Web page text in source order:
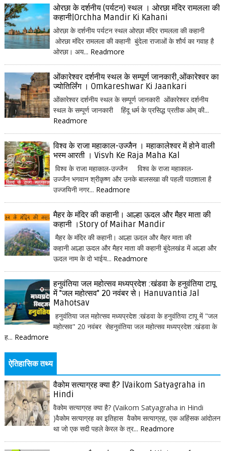
ओरछा के दर्शनीय (पर्यटन) स्थल । ओरछा मंदिर रामलला की
कहानी|Orchha Mandir Ki Kahani
ओरछा के दर्शनीय पर्यटन स्थल ओरछा मंदिर रामलला की कहानी
ओरछा मंदिर रामलला की कहानी बुंदेला राजाओं के शौर्य का गवाह है
ओरछा। अय... Readmore
ओंकारेश्वर दर्शनीय स्थल के सम्पूर्ण जानकारी,ओंकारेश्वर का
ज्योतिर्लिंग । Omkareshwar Ki Jaankari
ओंकारेश्वर दर्शनीय स्थल के सम्पूर्ण जानकारी ओंकारेश्वर दर्शनीय
स्थल के सम्पूर्ण जानकारी हिंदू धर्म के प्रसिद्ध प्रतीक ओम् की...
Readmore
विश्व के राजा महाकाल-उज्जैन । महाकालेश्वर में होने वाली
भस्म आरती । Visvh Ke Raja Maha Kal
विश्व के राजा महाकाल-उज्जैन विश्व के राजा महाकाल-
उज्जैन भगवान श्रीकृष्ण और उनके बालसखा की पहली पाठशाला है
उज्जयिनी नगर... Readmore
मैहर के मंदिर की कहानी। आल्हा ऊदल और मैहर माता की
कहानी ।Story of Maihar Mandir
मैहर के मंदिर की कहानी। आल्हा ऊदल और मैहर माता की
कहानी आल्हा ऊदल और मैहर माता की कहानी बुंदेलखंड में आल्हा और
ऊदल नाम के दो भाईय... Readmore
हनुवंतिया जल महोत्सव मध्यप्रदेश :खंडवा के हनुवंतिया टापू
में "जल महोत्सव" 20 नवंबर से। Hanuvantia Jal
Mahotsav
हनुवंतिया जल महोत्सव मध्यप्रदेश :खंडवा के हनुवंतिया टापू में "जल
महोत्सव" 20 नवंबर सेहनुवंतिया जल महोत्सव मध्यप्रदेश :खंडवा के
ह... Readmore
ऐतिहासिक तथ्य
वैकोम सत्याग्रह क्या है? |Vaikom Satyagraha in
Hindi
वैकोम सत्याग्रह क्या है? (Vaikom Satyagraha in Hindi
)वैकोम सत्याग्रह का इतिहास वैकोम सत्याग्रह, एक अहिंसक आंदोलन
था जो एक सदी पहले केरल के त्र... Readmore